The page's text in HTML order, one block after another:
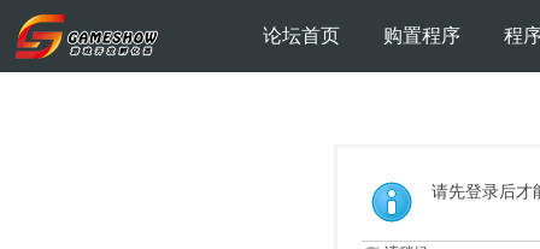
论坛首页 购置程序 程
请先登录后才